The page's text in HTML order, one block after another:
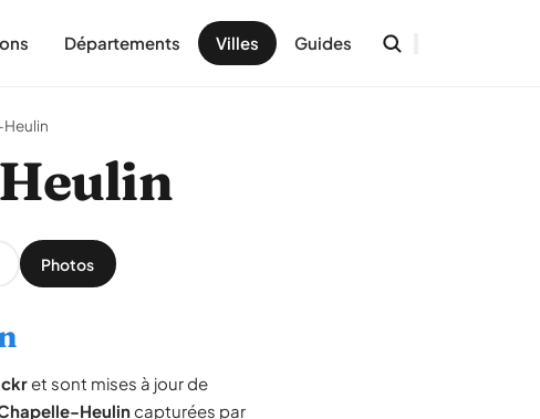
Départements Villes Guides
Photos
et sont mises à jour de
Heulincapturées par